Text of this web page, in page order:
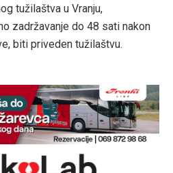
tužilaštva u Vranju,
zadržavanje do 48 sati nakon
biti priveden tužilaštvu.